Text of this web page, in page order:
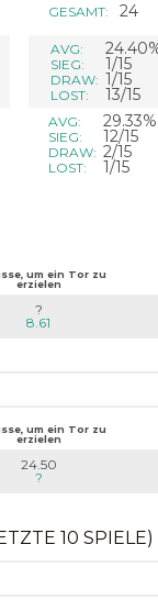
GESAMT: 24
AVG:
SIEG: 1/15
DRAW: 1/15
LOST: 13/15
AVG: 29.33%
SIEG: 12/15
DRAW: 2/15
LOST: 1/15
um ein Tor zu
erzielen
?
8.61
um ein Tor zu
erzielen
24.50
?
10 SPIELE)